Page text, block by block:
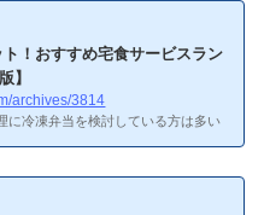
！おすすめ宅食サービスラン
】
archives/3814
に冷凍弁当を検討している方は多い
るのは食事管理に本当に助かりま
ぎてどれを選べばいいかわからない